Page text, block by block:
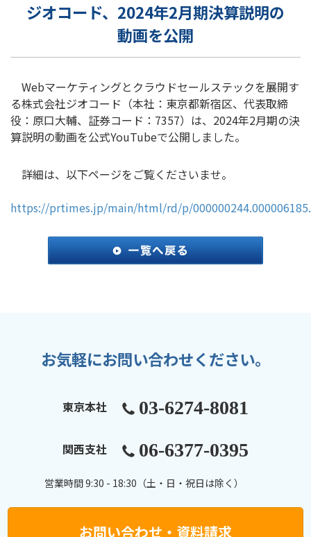
ジオコード、2024年2月期決算説明の
動画を公開
Webマーケティングとクラウドセールステックを展開す
る株式会社ジオコード（本社：東京都新宿区、代表取締
役：原口大輔、証券コード：7357）は、2024年2月期の決
算説明の動画を公式YouTubeで公開しました。
詳細は、以下ページをご覧くださいませ。
https://prtimes.jp/main/html/rd/p/
お気軽にお問い合わせください。
東京本社 03-6274-8081
関西支社 06-6377-0395
営業時間 9:30 - 18:30（土・日・祝日は除く）
お問い合わせ・資料請求